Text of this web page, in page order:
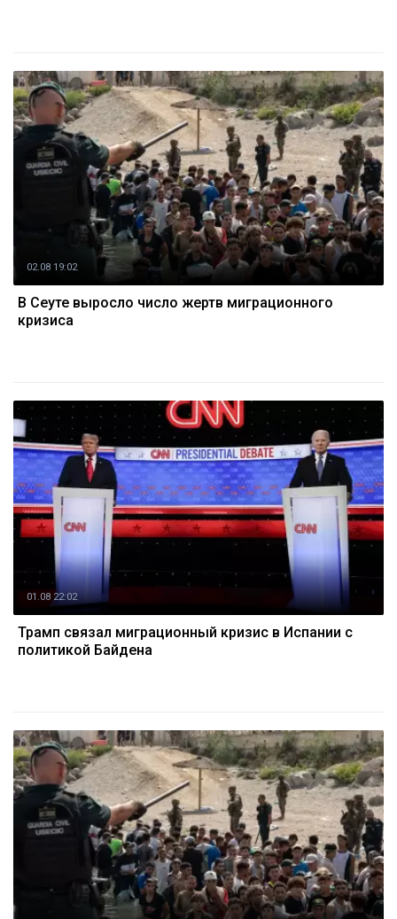
02.08 19:02
В Сеуте выросло число жертв миграционного
кризиса
01.08 22:02
Трамп связал миграционный кризис в Испании с
политикой Байдена